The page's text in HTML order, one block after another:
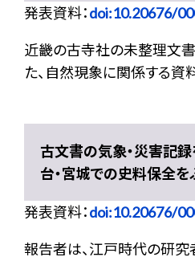
発表資料：doi:10.20676/
近畿の古寺社の未整理文
た、自然現象に関係する資
古文書の気象・災害記
台・宮城での史料保全を
発表資料：doi:10.20676/
報告者は、江戸時代の研究